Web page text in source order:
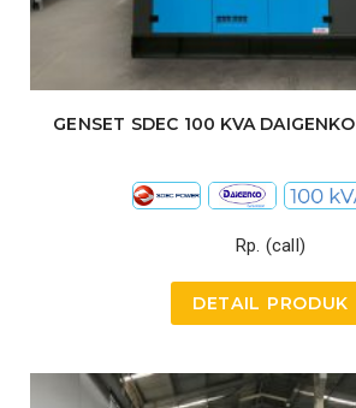
GENSET SDEC 100 KVA
Rp. (call)
DETAIL PRODUK